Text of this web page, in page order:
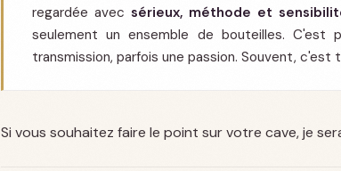
regardée avec sérieux, méthode et
seulement un ensemble de bouteilles. C'est
transmission, parfois une passion. Souvent, c'est
Si vous souhaitez faire le point sur votre cave, je